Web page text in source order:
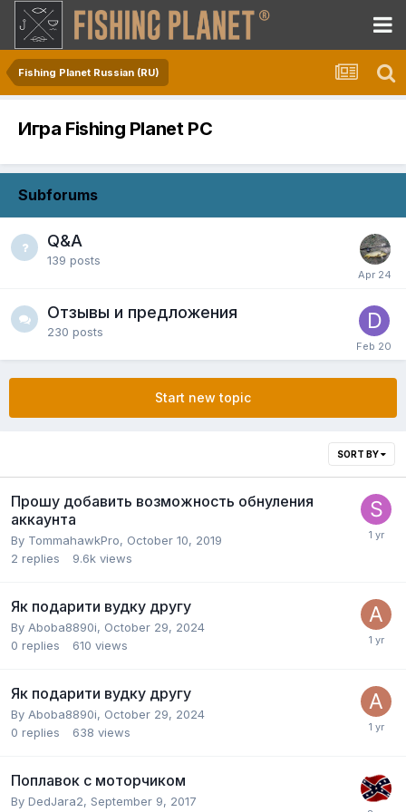
Fishing Planet Russian (RU)
Игра Fishing Planet PC
Subforums
Q&A
139 posts
Отзывы и предложения
230 posts
Start new topic
SORT BY
Прошу добавить возможность обнуления
аккаунта
By TommahawkPro, October 10, 2019
2 replies 9.6k views
Як подарити вудку другу
By Aboba8890i, October 29, 2024
0 replies 610 views
Як подарити вудку другу
By Aboba8890i, October 29, 2024
0 replies 638 views
Поплавок с моторчиком
By DedJara2, September 9, 2017